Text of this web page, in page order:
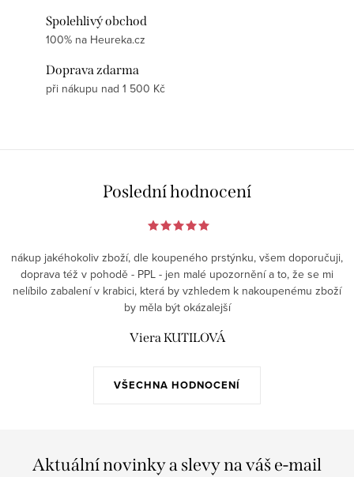
Spolehlivý obchod
100% na Heureka.cz
Doprava zdarma
při nákupu nad 1 500 Kč
Poslední hodnocení
VŠECHNA HODNOCENÍ
nákup jakéhokoliv zboží, dle koupeného prstýnku, všem doporučuji,
doprava též v pohodě - PPL - jen malé upozornění a to, že se mi
nelíbilo zabalení v krabici, která by vzhledem k nakoupenému zboží
by měla být okázalejší
Viera KUTILOVÁ
Aktuální novinky a slevy na váš e-mail